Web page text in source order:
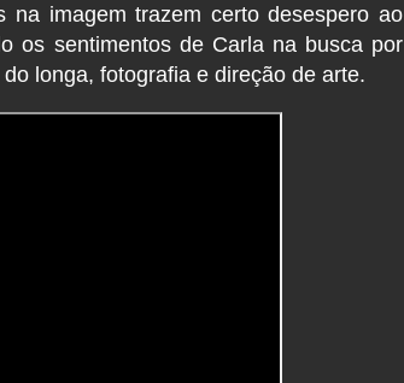
imagem trazem certo desespero ao
os sentimentos de Carla na busca por
longa, fotografia e direção de arte.